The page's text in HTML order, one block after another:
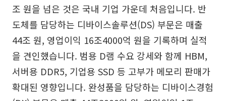
조 원을 넘은 것은 국내 기업 가운데 처음입니다. 반
도체를 담당하는 디바이스솔루션(DS) 부문은 매출
44조 원, 영업이익 16조4000억 원을 기록하며 실적
을 견인했습니다. 범용 D램 수요 강세와 함께 HBM,
서버용 DDR5, 기업용 SSD 등 고부가 메모리 판매가
확대된 영향입니다. 완성품을 담당하는 디바이스경험